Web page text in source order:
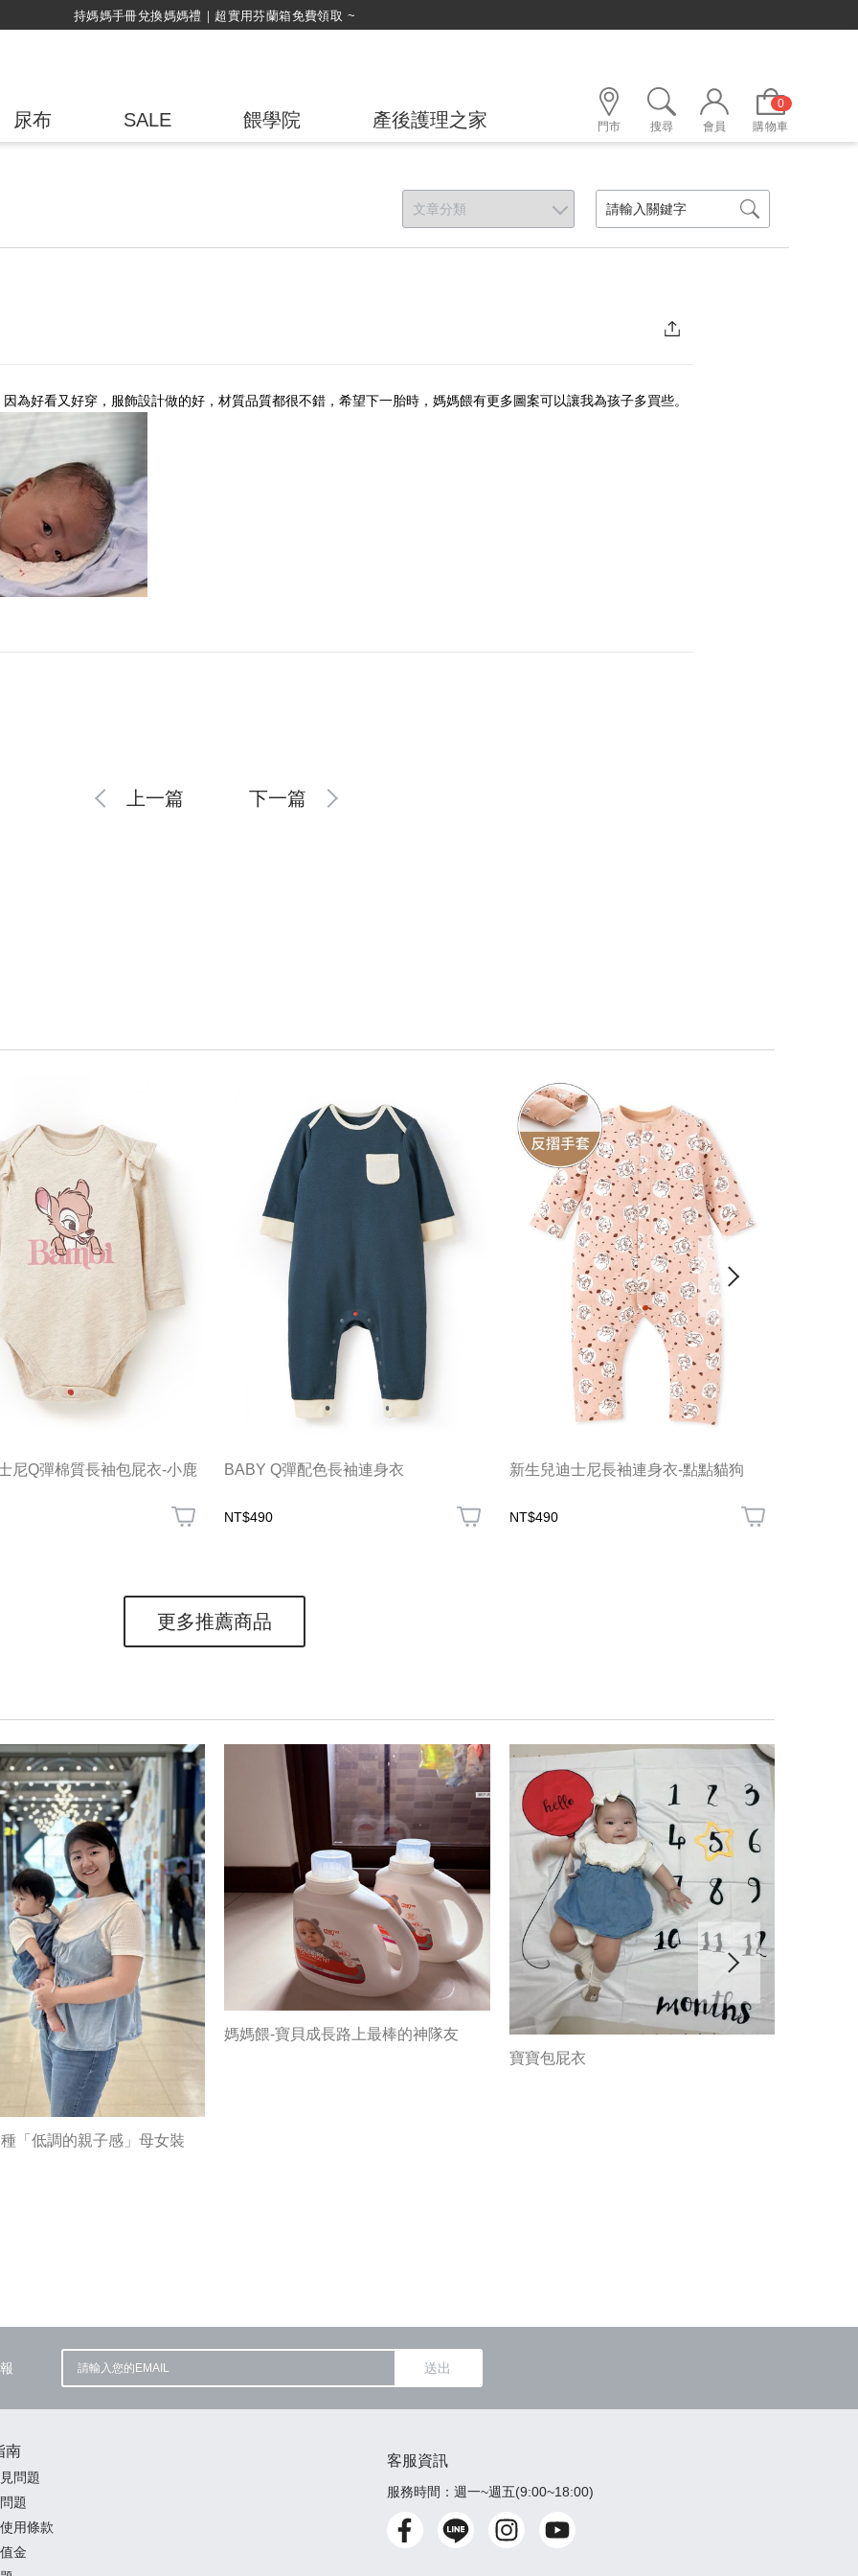
持媽媽手冊兌換媽媽禮｜超實用芬蘭箱免費領取 ~
尿布 SALE 餵學院 產後護理之家 門市 搜尋 會員
0
購物車
為好看又好穿，服飾設計做的好，材質品質都很不錯，希望下一胎時，媽媽餵有更多圖案可以讓我為孩子多買些。
上一篇 下一篇
尼Q彈棉質長袖包屁衣-小鹿 BABY Q彈配色長袖連身衣
NT$490
新生兒迪士尼長袖連身衣-點點貓狗
NT$490
更多推薦商品
「低調的親子感」母女裝
媽媽餵-寶貝成長路上最棒的神隊友
寶寶包屁衣
送出
南
問題
題
用條款
金
客服資訊
服務時間：週一~週五(9:00~18:00)